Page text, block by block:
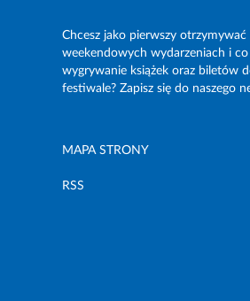
Chcesz jako pierwszy
weekendowych wydarzeniach i
wygrywanie książek oraz biletów
festiwale? Zapisz się do naszego
MAPA STRONY
RSS